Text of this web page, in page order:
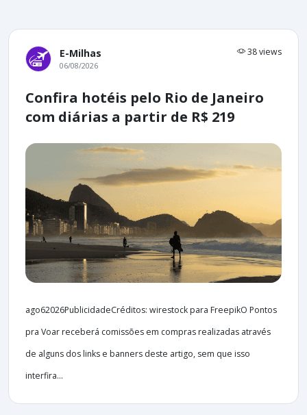
E-Milhas 38 views
06/08/2026
Confira hotéis pelo Rio de Janeiro
com diárias a partir de R$ 219
ago62026PublicidadeCréditos: wirestock para FreepikO Pontos
pra Voar receberá comissões em compras realizadas através
de alguns dos links e banners deste artigo, sem que isso
interfira...